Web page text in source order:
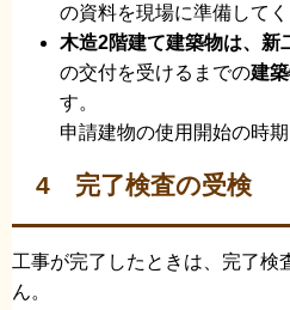
の資料を現場に準備してく
木造2階建て建築物は、新
の交付を受けるまでの建
す。
申請建物の使用開始の時期
4 完了検査の受検
工事が完了したときは、完了検
ん。